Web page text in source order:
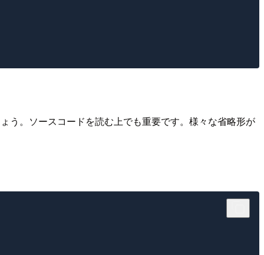
う。ソースコードを読む上でも重要です。様々な省略形が